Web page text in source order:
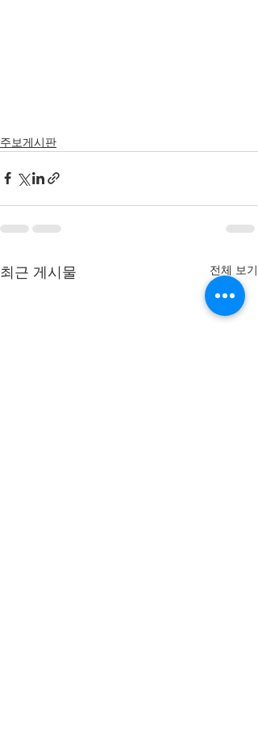
주보게시판
최근 게시물 전체 보기